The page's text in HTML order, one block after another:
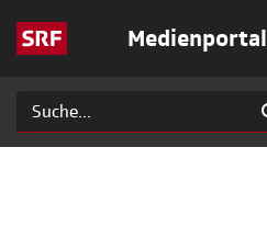
Medienportal